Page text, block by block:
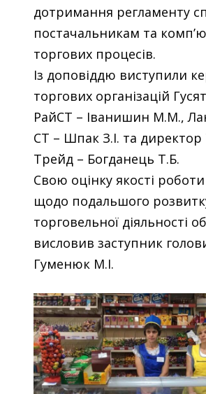
дотримання регламенту
постачальникам та
торгових процесів.
Із доповіддю виступили
торгових організацій
РайСТ – Іванишин М.М.,
СТ – Шпак З.І. та
Трейд – Богданець Т.Б.
Свою оцінку якості
щодо подальшого
торговельної діяльності
висловив заступник
Гуменюк М.І.